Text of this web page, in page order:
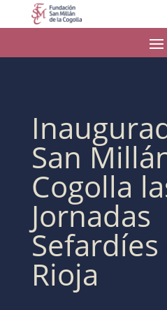
San
Cogolla
Jornadas
Sefardíes
Rioja